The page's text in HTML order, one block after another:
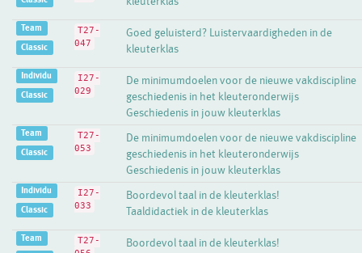
Team
Classic
T27-
047
Goed geluisterd? Luistervaardigheden in de
kleuterklas
Individu
Classic
I27-
029
De minimumdoelen voor de nieuwe vakdiscipline
geschiedenis in het kleuteronderwijs
Geschiedenis in jouw kleuterklas
Team
Classic
T27-
053
De minimumdoelen voor de nieuwe vakdiscipline
geschiedenis in het kleuteronderwijs
Geschiedenis in jouw kleuterklas
Individu
Classic
I27-
033
Boordevol taal in de kleuterklas!
Taaldidactiek in de kleuterklas
Team
T27-
Boordevol taal in de kleuterklas!